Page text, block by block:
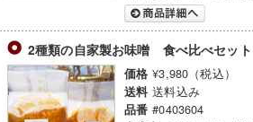
2種類の自家製お味噌 食べ比べセット
価格 ¥3,980（税込）
送料 送料込み
品番 #0403604